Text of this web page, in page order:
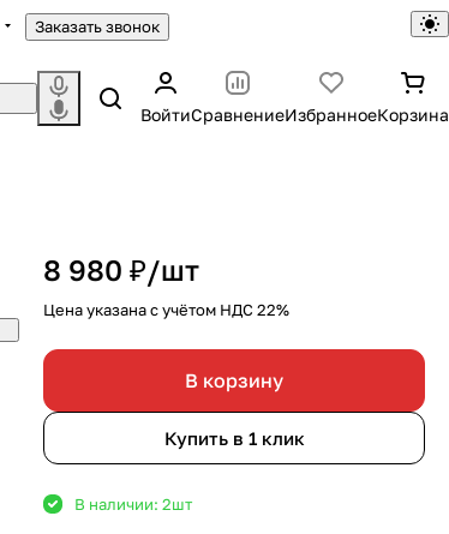
Заказать звонок
ВойтиСравнениеИзбранноеКорзина
8 980 ₽/шт
Цена указана с учётом НДС 22%
В корзину
Купить в 1 клик
В наличии: 2шт